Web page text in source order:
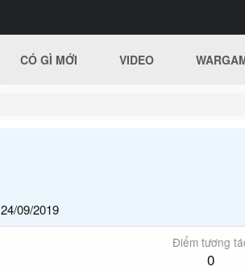
CÓ GÌ MỚI VIDEO
24/09/2019
Điểm tương
0